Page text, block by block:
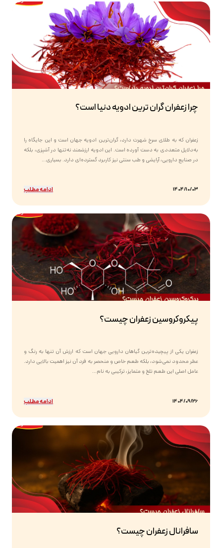
چرا زعفران گران ترین ادویه دنیا است؟
زعفران که به طلای سرخ شهرت دارد، گران‌ترین ادویه جهان است و این جایگاه را
به‌دلایل متعددی به دست آورده است. این ادویه ارزشمند نه‌تنها در آشپزی، بلکه
در صنایع دارویی، آرایشی و طب سنتی نیز کاربرد گسترده‌ای دارد. بسیاری...
1404/10/03 ادامه مطلب
پیکروکروسین زعفران چیست؟
زعفران یکی از پیچیده‌ترین گیاهان دارویی جهان است که ارزش آن تنها به رنگ و
عطر محدود نمی‌شود، بلکه طعم خاص و منحصر به فرد آن نیز اهمیت بالایی دارد.
عامل اصلی این طعم تلخ و متمایز، ترکیبی به نام...
1404/09/26 ادامه مطلب
سافرانال زعفران چیست؟